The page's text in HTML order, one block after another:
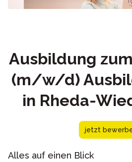
Ausbildung
(m/w/d)
in Rheda-
jetzt
Alles auf einen Blick